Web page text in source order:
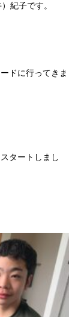
紀子です。
ドに行ってきま
タートしまし